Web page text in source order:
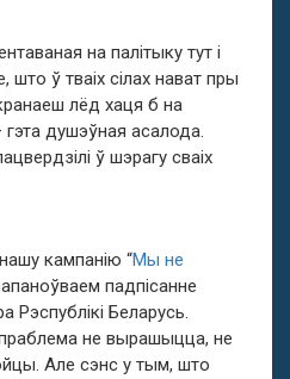
на палітыку тут і
што ў тваіх сілах нават пры
лёд хаця б на
душэўная асалода.
ў шэрагу сваіх
кампанію “Мы не
падпісанне
Рэспублікі Беларусь.
не вырашыцца, не
Але сэнс у тым, што